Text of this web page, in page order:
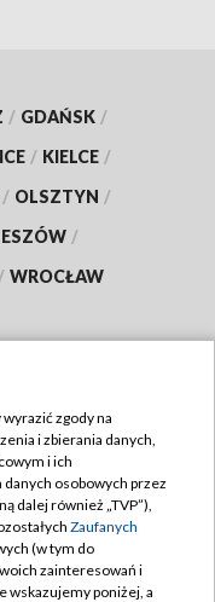
/ GDAŃSK /
/ KIELCE /
/ OLSZTYN /
/
/ WROCŁAW
zgody na
i zbierania danych,
i ich
osobowych przez
dalej również „TVP”),
Zaufanych
(w tym do
zainteresowań i
wskazujemy poniżej, a